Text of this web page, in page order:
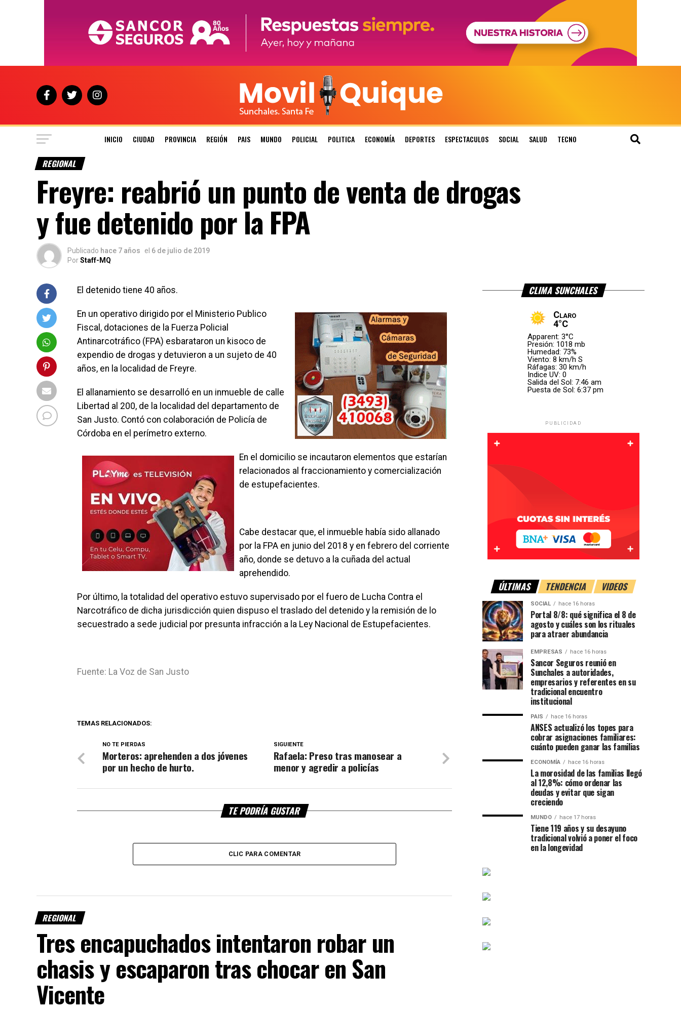
INICIO CIUDAD PROVINCIA REGIÓN PAIS MUNDO POLICIAL POLITICA ECONOMÍA DEPORTES ESPECTACULOS SOCIAL SALUD TECNO
REGIONAL
Freyre: reabrió un punto de venta de drogas
y fue detenido por la FPA
Publicado hace 7 años el 6 de julio de 2019
PorStaff-MQ
El detenido tiene 40 años.
En un operativo dirigido por el Ministerio Publico
Fiscal, dotaciones de la Fuerza Policial
Antinarcotráfico (FPA) esbarataron un kisoco de
expendio de drogas y detuvieron a un sujeto de 40
años, en la localidad de Freyre.
El allanamiento se desarrolló en un inmueble de calle
Libertad al 200, de la localidad del departamento de
San Justo. Contó con colaboración de Policía de
Córdoba en el perímetro externo.
En el domicilio se incautaron elementos que estarían
relacionados al fraccionamiento y comercialización
de estupefacientes.
Cabe destacar que, el inmueble había sido allanado
por la FPA en junio del 2018 y en febrero del corriente
año, donde se detuvo a la cuñada del actual
aprehendido.
Por último, la totalidad del operativo estuvo supervisado por el fuero de Lucha Contra el
Narcotráfico de dicha jurisdicción quien dispuso el traslado del detenido y la remisión de lo
secuestrado a sede judicial por presunta infracción a la Ley Nacional de Estupefacientes.
Fuente: La Voz de San Justo
TEMAS RELACIONADOS:
SIGUIENTE
Rafaela: Preso tras manosear a
menor y agredir a policías
NO TE PIERDAS
Morteros: aprehenden a dos jóvenes
por un hecho de hurto.
TE PODRÍA GUSTAR
CLIC PARA COMENTAR
REGIONAL
Tres encapuchados intentaron robar un
chasis y escaparon tras chocar en San
Vicente
CLIMA SUNCHALES
Claro
4°C
Apparent: 3°C
Presión: 1018 mb
Humedad: 73%
Viento: 8 km/h S
Ráfagas: 30 km/h
Indice UV: 0
Salida del Sol: 7:46 am
Puesta de Sol: 6:37 pm
PUBLICIDAD
ÚLTIMAS TENDENCIA VIDEOS
SOCIAL hace 16 horas
Portal 8/8: qué significa el 8 de
agosto y cuáles son los rituales
para atraer abundancia
EMPRESAS hace 16 horas
Sancor Seguros reunió en
Sunchales a autoridades,
empresarios y referentes en su
tradicional encuentro
institucional
PAIS hace 16 horas
ANSES actualizó los topes para
cobrar asignaciones familiares:
cuánto pueden ganar las familias
ECONOMÍA hace 16 horas
La morosidad de las familias llegó
al 12,8%: cómo ordenar las
deudas y evitar que sigan
creciendo
MUNDO hace 17 horas
Tiene 119 años y su desayuno
tradicional volvió a poner el foco
en la longevidad